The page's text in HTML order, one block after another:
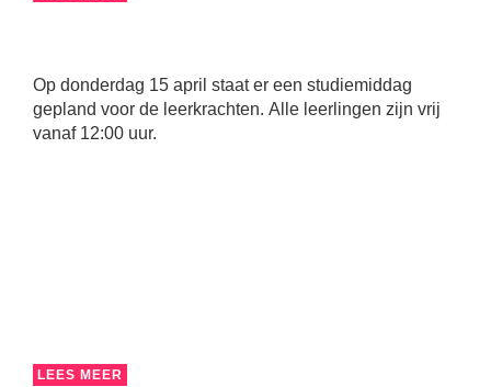
Op donderdag 15 april staat er een studiemiddag
gepland voor de leerkrachten. Alle leerlingen zijn vrij
vanaf 12:00 uur.
LEES MEER